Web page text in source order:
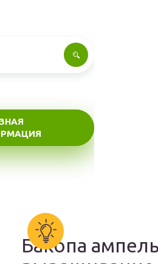
Бакопа